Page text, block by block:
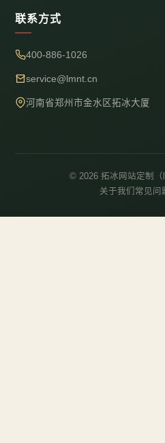
联系方式
400-886-1026
service@lmnt.cn
河南省郑州市金水区拓冰大厦
© 2026 拓冰网站定制
关于我们 常见问